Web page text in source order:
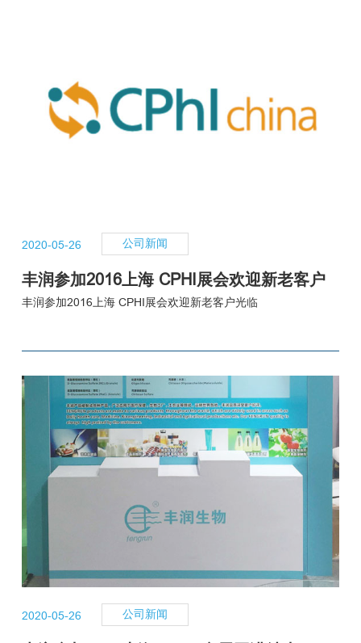
2020-05-26 公司新闻
丰润参加2016上海 CPHI展会欢迎新老客户
光临
丰润参加2016上海 CPHI展会欢迎新老客户光临
2020-05-26 公司新闻